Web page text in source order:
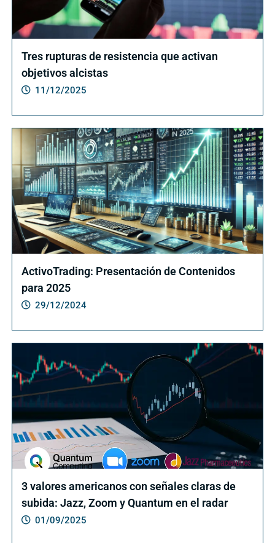
Tres rupturas de resistencia que activan
objetivos alcistas
11/12/2025
ActivoTrading: Presentación de Contenidos
para 2025
29/12/2024
3 valores americanos con señales claras de
subida: Jazz, Zoom y Quantum en el radar
01/09/2025